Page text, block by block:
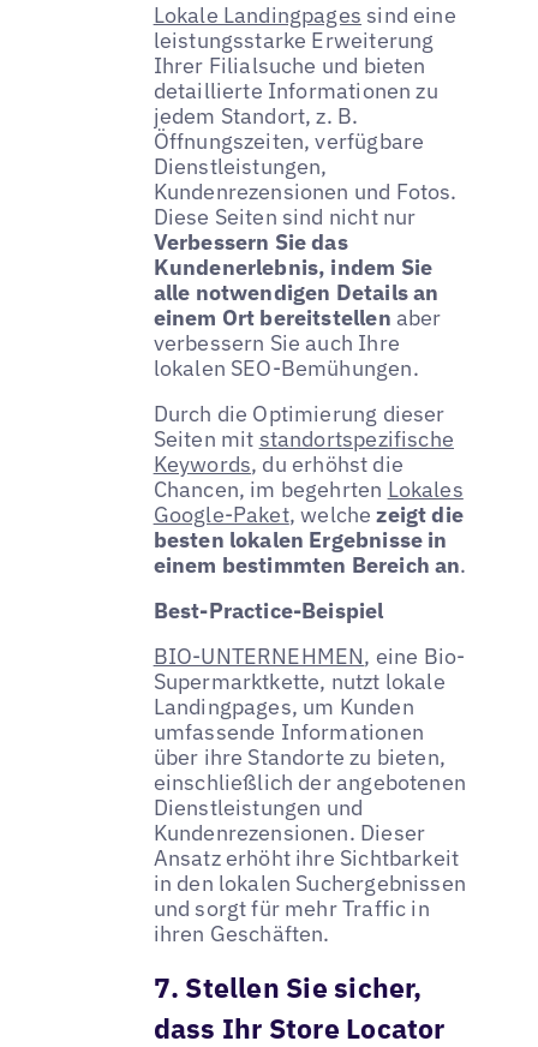
Lokale Landingpages sind eine
leistungsstarke Erweiterung
Ihrer Filialsuche und bieten
detaillierte Informationen zu
jedem Standort, z. B.
Öffnungszeiten, verfügbare
Dienstleistungen,
Kundenrezensionen und Fotos.
Diese Seiten sind nicht nur
Verbessern Sie das
Kundenerlebnis, indem Sie
alle notwendigen Details an
einem Ort bereitstellen aber
verbessern Sie auch Ihre
lokalen SEO-Bemühungen.
Durch die Optimierung dieser
Seiten mit standortspezifische
Keywords, du erhöhst die
Chancen, im begehrten Lokales
Google-Paket, welchezeigt die
besten lokalen Ergebnisse in
einem bestimmten Bereich an.
Best-Practice-Beispiel
BIO-UNTERNEHMEN, eine Bio-
Supermarktkette, nutzt lokale
Landingpages, um Kunden
umfassende Informationen
über ihre Standorte zu bieten,
einschließlich der angebotenen
Dienstleistungen und
Kundenrezensionen. Dieser
Ansatz erhöht ihre Sichtbarkeit
in den lokalen Suchergebnissen
und sorgt für mehr Traffic in
ihren Geschäften.
7. Stellen Sie sicher,
dass Ihr Store Locator